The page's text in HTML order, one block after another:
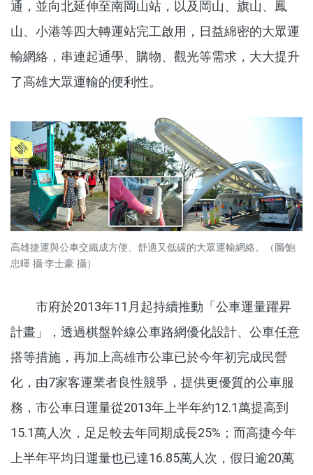
通，並向北延伸至南岡山站，以及岡山、旗山、鳳
山、小港等四大轉運站完工啟用，日益綿密的大眾運
輸網絡，串連起通學、購物、觀光等需求，大大提升
了高雄大眾運輸的便利性。
高雄捷運與公車交織成方便、舒適又低碳的大眾運輸網絡。（圖∕鮑
忠暉 攝‧李士豪 攝）
市府於2013年11月起持續推動「公車運量躍昇
計畫」，透過棋盤幹線公車路網優化設計、公車任意
搭等措施，再加上高雄市公車已於今年初完成民營
化，由7家客運業者良性競爭，提供更優質的公車服
務，市公車日運量從2013年上半年約12.1萬提高到
15.1萬人次，足足較去年同期成長25%；而高捷今年
上半年平均日運量也已達16.85萬人次，假日逾20萬